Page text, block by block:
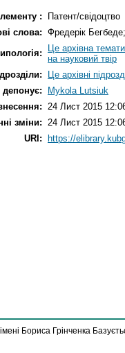
:
Патент/свідоцтво
слова: Фредерік
Це архівна
на науковий твір
Це архівні
Mykola Lutsiuk
24 Лист 2015
зміни:
24 Лист 2015
URI:
https://
Бориса Грінченка